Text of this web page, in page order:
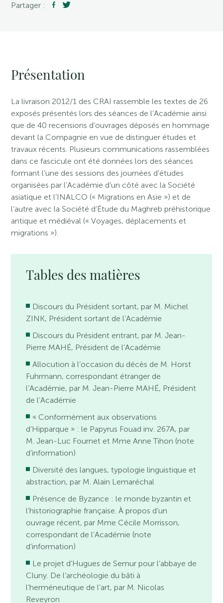
Partager :
Présentation
La livraison 2012/1 des CRAI rassemble les textes de 26
exposés présentés lors des séances de l’Académie ainsi
que de 40 recensions d’ouvrages déposés en hommage
devant la Compagnie en vue de distinguer études et
travaux récents. Plusieurs communications rassemblées
dans ce fascicule ont été données lors des séances
formant l’une des sessions des journées d’études
organisées par l’Académie d’un côté avec la Société
asiatique et l’INALCO (« Migrations en Asie ») et de
l’autre avec la Société d’Étude du Maghreb préhistorique
antique et médiéval (« Voyages, déplacements et
migrations »).
Tables des matières
Discours du Président sortant, par M. Michel
ZINK, Président sortant de l’Académie
Discours du Président entrant, par M. Jean-
Pierre MAHÉ, Président de l’Académie
Allocution à l’occasion du décès de M. Horst
Fuhrmann, correspondant étranger de
l’Académie, par M. Jean-Pierre MAHÉ, Président
de l’Académie
« Conformément aux observations
d’Hipparque » : le Papyrus Fouad inv. 267A, par
M. Jean-Luc Fournet et Mme Anne Tihon (note
d’information)
Diversité des langues, typologie linguistique et
abstraction, par M. Alain Lemaréchal
Présence de Byzance : le monde byzantin et
l’historiographie française. À propos d’un
ouvrage récent, par Mme Cécile Morrisson,
correspondant de l’Académie (note
d’information)
Le projet d’Hugues de Semur pour l’abbaye de
Cluny. De l’archéologie du bâti à
l’herméneutique de l’art, par M. Nicolas
Reveyron